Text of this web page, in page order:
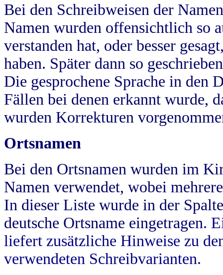
Bei den Schreibweisen der
Namen wurden offensichtlich so
verstanden hat, oder besser
haben. Später dann so
Die gesprochene Sprache in
Fällen bei denen erkannt wurde,
wurden Korrekturen
Ortsnamen
Bei den Ortsnamen wurden im
Namen verwendet, wobei
In dieser Liste wurde in der
deutsche Ortsname eingetragen.
liefert zusätzliche Hinweise zu
verwendeten Schreibvarianten.